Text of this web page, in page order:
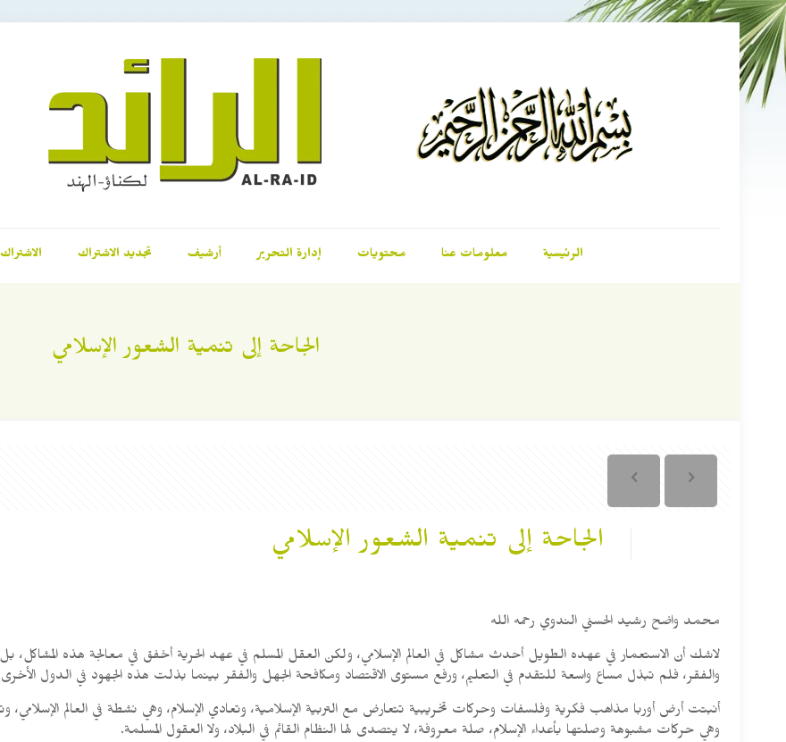
الرئيسية معلومات عنا محتويات إدارة التحرير أرشيف تجديد الاشتراك
الجاحة إلى تنمية الشعور الإسلامي
الجاحة إلى تنمية الشعور الإسلامي
محمد واضح رشيد الحسني الندوي رحمه الله
لاشك أن الاستعمار في عهده الطويل أحدث مشاكل في العالم الإسلامي، ولكن العقل المسلم في عهد الحرية أخفق في معالجة هذه المشاكل،
والفقر، فلم تبذل مساع واسعة للتقدم في التعليم، ورفع مستوى الاقتصاد ومكافحة الجهل والفقر بينما بذلت هذه الجهود في الدول
أنبتت أرض أوربا مذاهب فكرية وفلسفات وحركات تخريبية تتعارض مع التربية الإسلامية، وتعادي الإسلام، وهي نشطة في العالم
وهي حركات مشبوهة وصلتها بأعداء الإسلام، صلة معروفة، لا يتصدى لها النظام القائم في البلاد، ولا العقول المسلمة.